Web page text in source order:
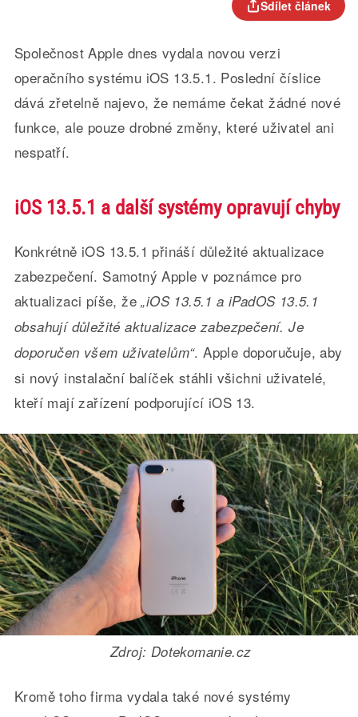
Sdílet článek
Společnost Apple dnes vydala novou verzi
operačního systému iOS 13.5.1. Poslední číslice
dává zřetelně najevo, že nemáme čekat žádné nové
funkce, ale pouze drobné změny, které uživatel ani
nespatří.
iOS 13.5.1 a další systémy opravují chyby
Konkrétně iOS 13.5.1 přináší důležité aktualizace
zabezpečení. Samotný Apple v poznámce pro
aktualizaci píše, že„iOS 13.5.1 a iPadOS 13.5.1
obsahují důležité aktualizace zabezpečení. Je
doporučen všem uživatelům“. Apple doporučuje, aby
si nový instalační balíček stáhli všichni uživatelé,
kteří mají zařízení podporující iOS 13.
Zdroj: Dotekomanie.cz
Kromě toho firma vydala také nové systémy